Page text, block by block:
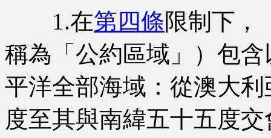
1.在第四條限制下，
稱為「公約區域」）包
平洋全部海域：從澳大
度至其與南緯五十五度